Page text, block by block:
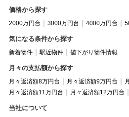
価格から探す
2000万円台 3000万円台 4000万円台
気になる条件から探す
新着物件 駅近物件 値下がり物件情報
月々の支払額から探す
月々返済額8万円台 月々返済額9万円台
月々返済額11万円台
月々返済額12万円台
当社について